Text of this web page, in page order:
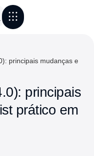
principais mudanças e
principais
prático em